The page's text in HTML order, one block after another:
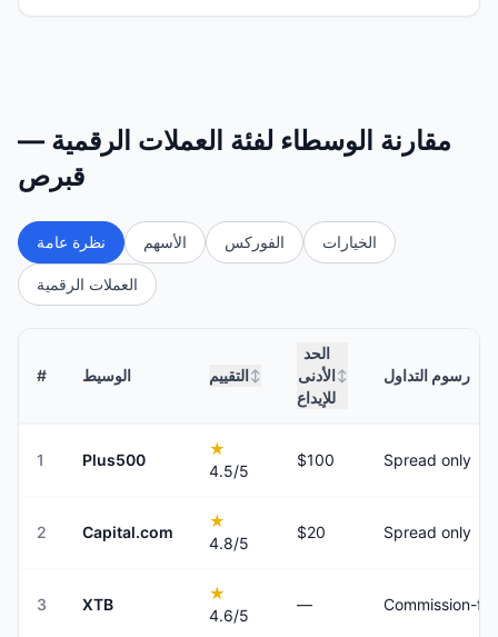
مقارنة الوسطاء لفئة العملات الرقمية —
قبرص
نظرة عامة الأسهم الفوركس الخيارات
العملات الرقمية
# الوسيط التقييم ↕
الحد
الأدنى
للإيداع
↕ رسوم التداول
1 Plus500
★
4.5/5
$100 Spread only
2 Capital.com
★
4.8/5
$20 Spread only
3 XTB
★
4.6/5
— Commission-